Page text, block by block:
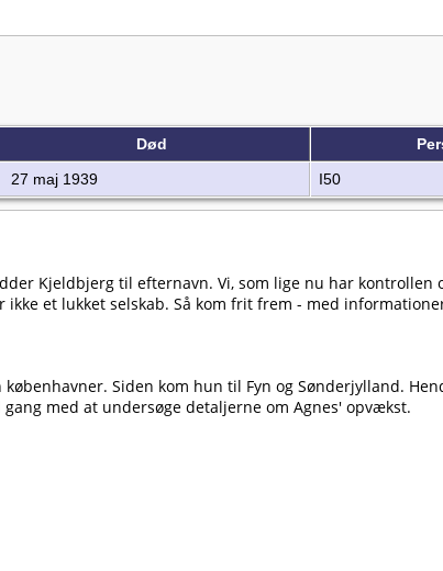
Død
27 maj 1939 I50
Kjeldbjerg til efternavn. Vi, som lige nu har kontrollen
et lukket selskab. Så kom frit frem - med
Siden kom hun til Fyn og Sønderjylland.
med at undersøge detaljerne om Agnes' opvækst.